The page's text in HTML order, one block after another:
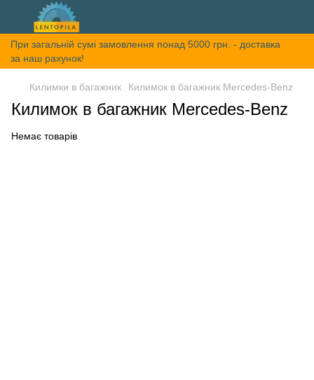
При загальній сумі замовлення понад 5000 грн. - доставка
за наш рахунок!
Килимки в багажник Килимок в багажник Mercedes-Benz
Килимок в багажник Mercedes-Benz
Немає товарів